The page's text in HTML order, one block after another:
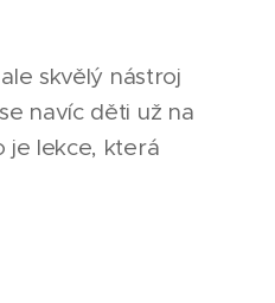
skvělý nástroj
navíc děti už na
je lekce, která